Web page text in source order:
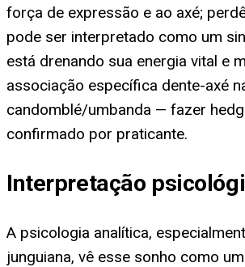
força de expressão e ao axé;
pode ser interpretado como um
está drenando sua energia vital e
associação específica dente-axé
candomblé/umbanda — fazer
confirmado por praticante.
Interpretação
A psicologia analítica,
junguiana, vê esse sonho como